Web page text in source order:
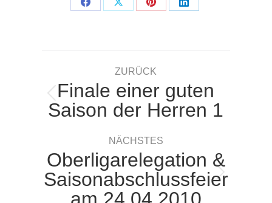
Share
Share
Share
Share
ZURÜCK
Vorheriger
Beitrag:
Finale einer guten
Saison der Herren 1
NÄCHSTES
Nächster
Beitrag:
Oberligarelegation &
Saisonabschlussfeier